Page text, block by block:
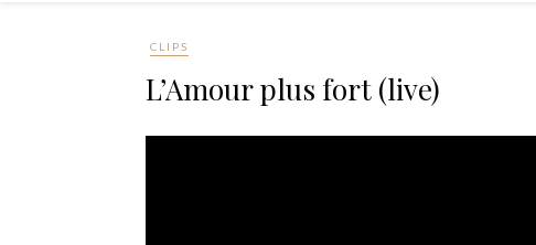
CLIPS
L’Amour plus fort (live)